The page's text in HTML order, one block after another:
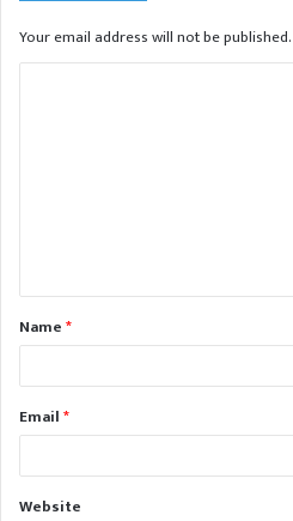
Your email address will not be published.
t
*Name*
Email*
Website